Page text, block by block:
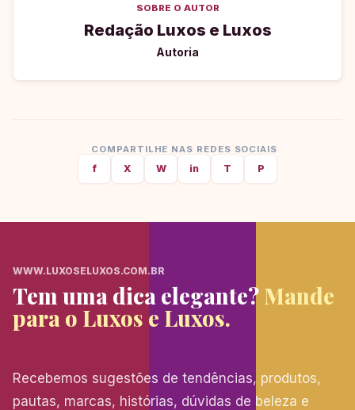
SOBRE O AUTOR
Redação Luxos e Luxos
Autoria
COMPARTILHE NAS REDES SOCIAIS
f X W in T P
WWW.LUXOSELUXOS.COM.BR
Tem uma dica elegante?Mande
para o Luxos e Luxos.
Recebemos sugestões de tendências, produtos,
pautas, marcas, histórias, dúvidas de beleza e